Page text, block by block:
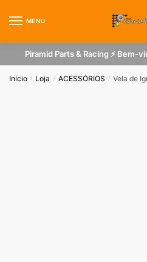
MENU
Piramid Parts & Racing ⚡ Bem-
Início / Loja / ACESSÓRIOS / Vela de